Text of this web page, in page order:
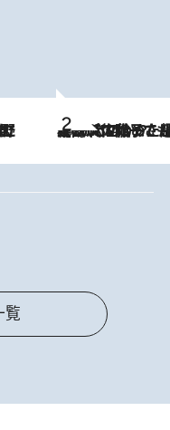
2026.8.5
【阿川佐和子さんの年とる力】なぜ70代で始めた趣味は“こんなに楽しい”のか？ ピアノ、俳句…スランプに陥っても続けられる“ある秘訣”とは
覧